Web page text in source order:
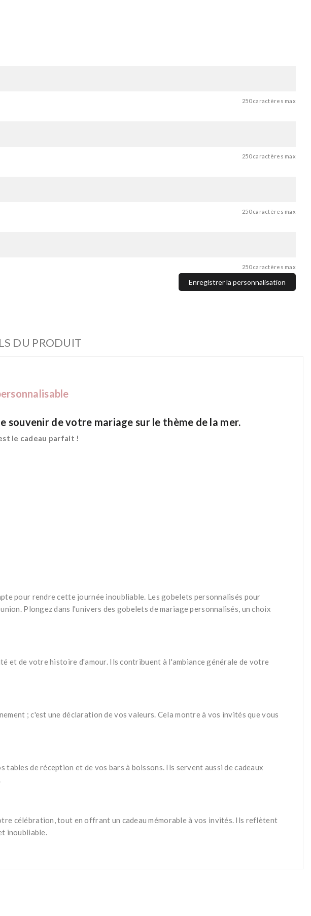
250 caractères max
250 caractères max
250 caractères max
250 caractères max
Enregistrer la personnalisation
DU PRODUIT
de votre mariage sur le thème de la mer.
le cadeau parfait !
pour rendre cette journée inoubliable. Les gobelets personnalisés pour
Plongez dans l'univers des gobelets de mariage personnalisés, un choix
et de votre histoire d'amour. Ils contribuent à l'ambiance générale de votre
; c'est une déclaration de vos valeurs. Cela montre à vos invités que vous
de réception et de vos bars à boissons. Ils servent aussi de cadeaux
célébration, tout en offrant un cadeau mémorable à vos invités. Ils reflètent
inoubliable.